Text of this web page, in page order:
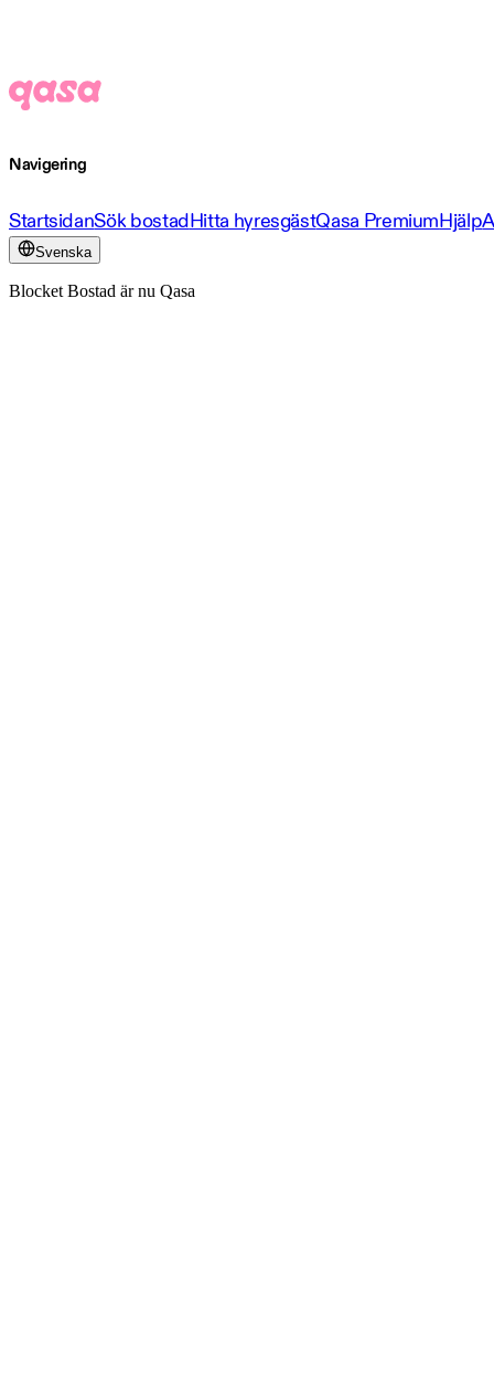
Navigering
StartsidanSök bostadHitta hyresgästQasa PremiumHjälp
Svenska
Blocket Bostad är nu Qasa